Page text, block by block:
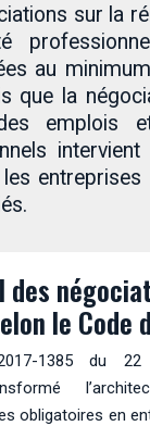
sur la
au
que la
emplois
entreprises
des
le Code
1385 du
obligatoires en